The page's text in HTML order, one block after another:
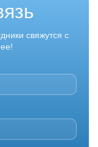
свяжутся с